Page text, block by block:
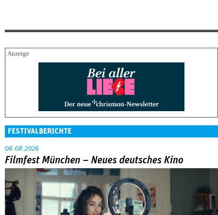
FESTIVALBERICHTE
06.08.2026
Filmfest München – Neues deutsches Kino